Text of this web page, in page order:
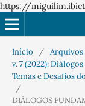
https://
Início / Arquivos
v. 7 (2022):
Temas e Desafios
/
DIÁLOGOS